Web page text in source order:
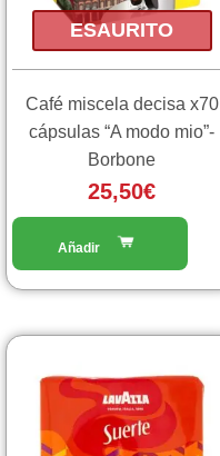
ESAURITO
Café miscela decisa x70
cápsulas “A modo mio”-
Borbone
25,50€